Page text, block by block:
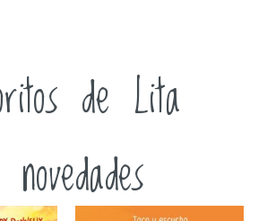
de Lita